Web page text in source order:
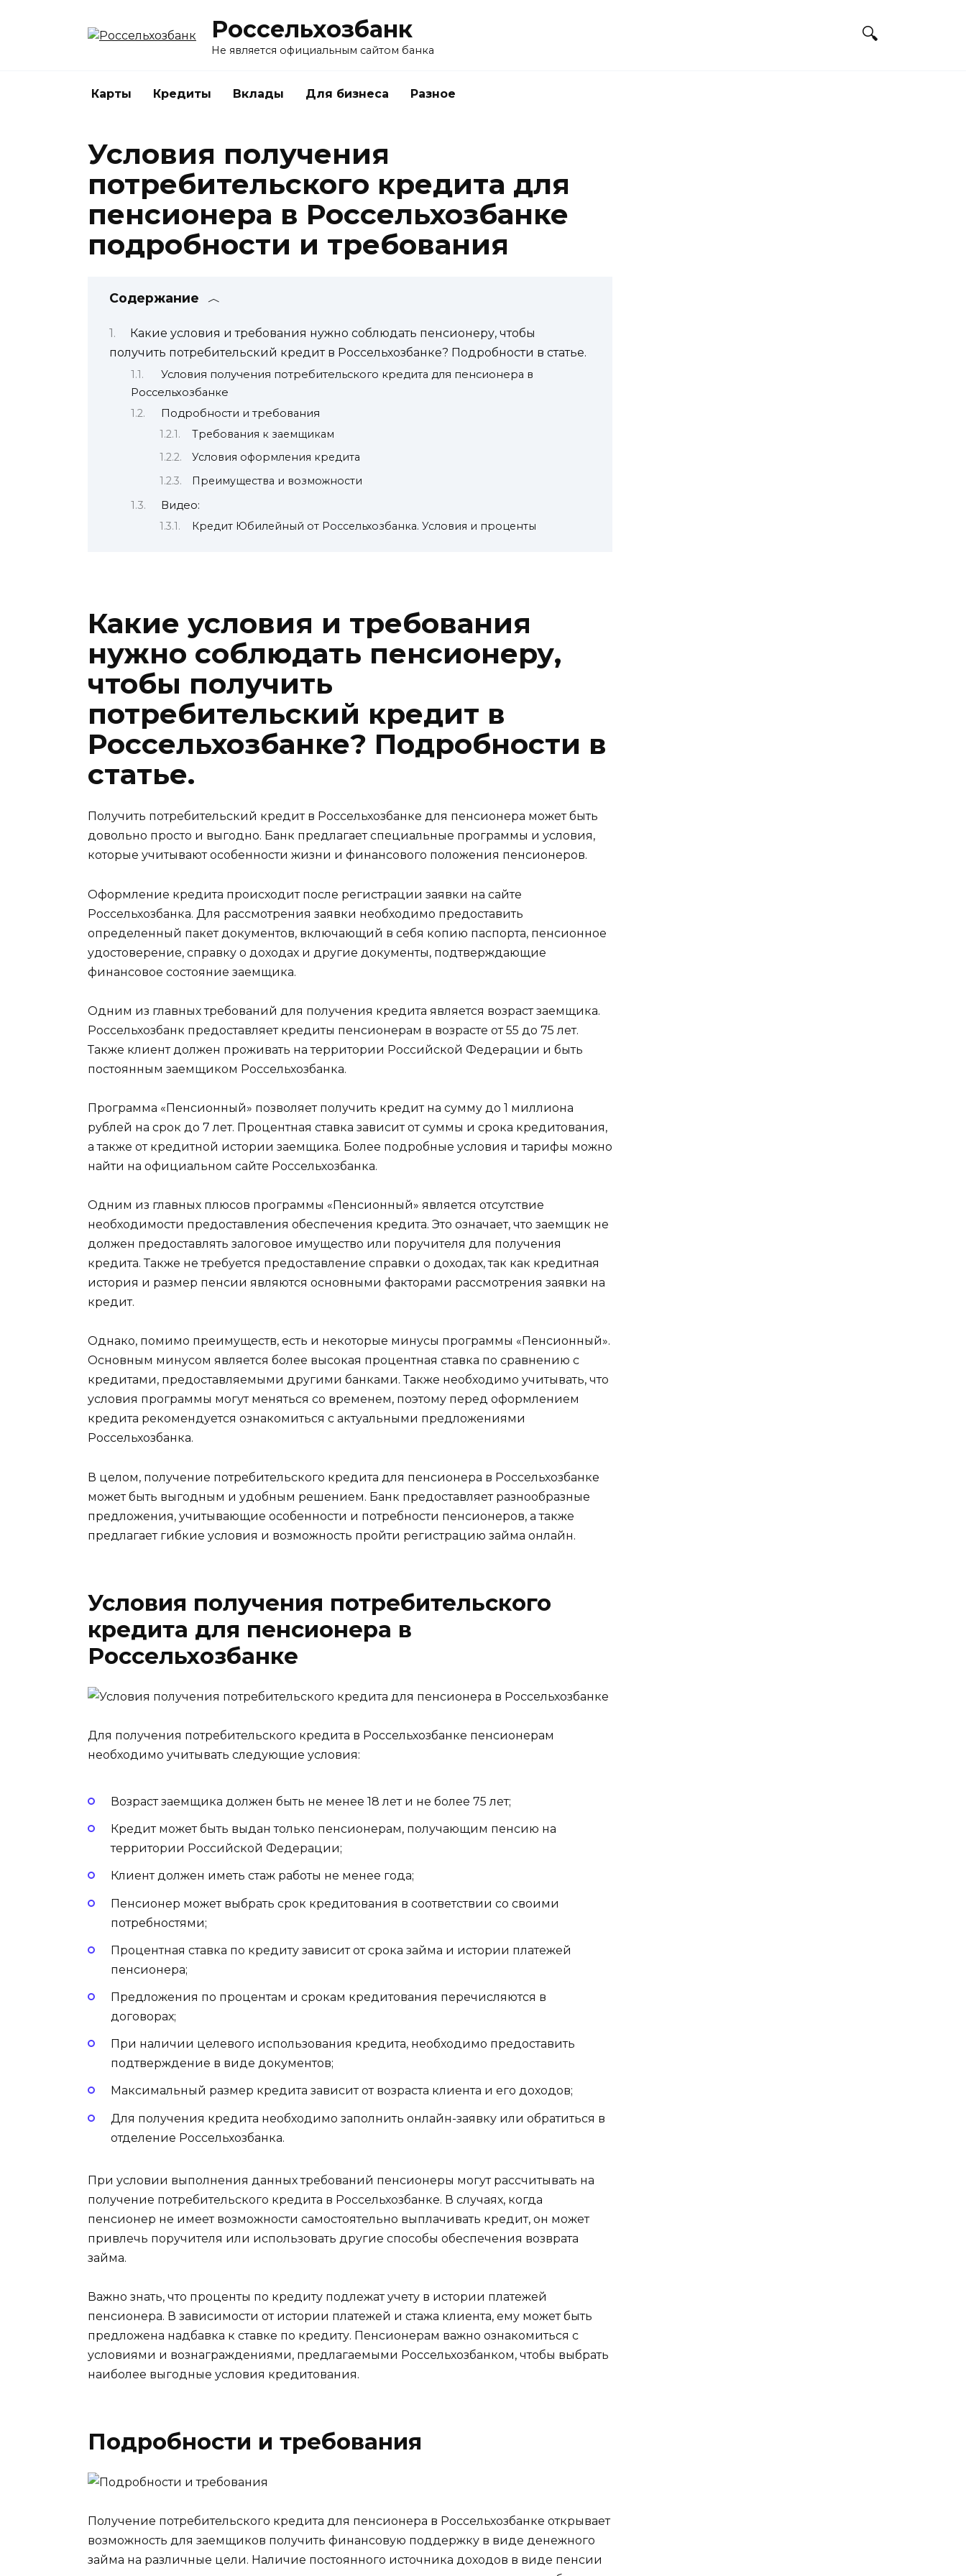
Россельхозбанк
Не является официальным сайтом банка
Карты Кредиты Вклады Для бизнеса Разное
Условия получения
потребительского кредита для
пенсионера в Россельхозбанке
подробности и требования
Содержание
Какие условия и требования нужно соблюдать пенсионеру, чтобы
получить потребительский кредит в Россельхозбанке? Подробности в статье.
Условия получения потребительского кредита для пенсионера в
Россельхозбанке
Подробности и требования
Требования к заемщикам
Условия оформления кредита
Преимущества и возможности
Видео:
Кредит Юбилейный от Россельхозбанка. Условия и проценты
Какие условия и требования
нужно соблюдать пенсионеру,
чтобы получить
потребительский кредит в
Россельхозбанке? Подробности в
статье.
Получить потребительский кредит в Россельхозбанке для пенсионера может быть
довольно просто и выгодно. Банк предлагает специальные программы и условия,
которые учитывают особенности жизни и финансового положения пенсионеров.
Оформление кредита происходит после регистрации заявки на сайте
Россельхозбанка. Для рассмотрения заявки необходимо предоставить
определенный пакет документов, включающий в себя копию паспорта, пенсионное
удостоверение, справку о доходах и другие документы, подтверждающие
финансовое состояние заемщика.
Одним из главных требований для получения кредита является возраст заемщика.
Россельхозбанк предоставляет кредиты пенсионерам в возрасте от 55 до 75 лет.
Также клиент должен проживать на территории Российской Федерации и быть
постоянным заемщиком Россельхозбанка.
Программа «Пенсионный» позволяет получить кредит на сумму до 1 миллиона
рублей на срок до 7 лет. Процентная ставка зависит от суммы и срока кредитования,
а также от кредитной истории заемщика. Более подробные условия и тарифы можно
найти на официальном сайте Россельхозбанка.
Одним из главных плюсов программы «Пенсионный» является отсутствие
необходимости предоставления обеспечения кредита. Это означает, что заемщик не
должен предоставлять залоговое имущество или поручителя для получения
кредита. Также не требуется предоставление справки о доходах, так как кредитная
история и размер пенсии являются основными факторами рассмотрения заявки на
кредит.
Однако, помимо преимуществ, есть и некоторые минусы программы «Пенсионный».
Основным минусом является более высокая процентная ставка по сравнению с
кредитами, предоставляемыми другими банками. Также необходимо учитывать, что
условия программы могут меняться со временем, поэтому перед оформлением
кредита рекомендуется ознакомиться с актуальными предложениями
Россельхозбанка.
В целом, получение потребительского кредита для пенсионера в Россельхозбанке
может быть выгодным и удобным решением. Банк предоставляет разнообразные
предложения, учитывающие особенности и потребности пенсионеров, а также
предлагает гибкие условия и возможность пройти регистрацию займа онлайн.
Условия получения потребительского
кредита для пенсионера в
Россельхозбанке
Для получения потребительского кредита в Россельхозбанке пенсионерам
необходимо учитывать следующие условия:
Возраст заемщика должен быть не менее 18 лет и не более 75 лет;
Кредит может быть выдан только пенсионерам, получающим пенсию на
территории Российской Федерации;
Клиент должен иметь стаж работы не менее года;
Пенсионер может выбрать срок кредитования в соответствии со своими
потребностями;
Процентная ставка по кредиту зависит от срока займа и истории платежей
пенсионера;
Предложения по процентам и срокам кредитования перечисляются в
договорах;
При наличии целевого использования кредита, необходимо предоставить
подтверждение в виде документов;
Максимальный размер кредита зависит от возраста клиента и его доходов;
Для получения кредита необходимо заполнить онлайн-заявку или обратиться в
отделение Россельхозбанка.
При условии выполнения данных требований пенсионеры могут рассчитывать на
получение потребительского кредита в Россельхозбанке. В случаях, когда
пенсионер не имеет возможности самостоятельно выплачивать кредит, он может
привлечь поручителя или использовать другие способы обеспечения возврата
займа.
Важно знать, что проценты по кредиту подлежат учету в истории платежей
пенсионера. В зависимости от истории платежей и стажа клиента, ему может быть
предложена надбавка к ставке по кредиту. Пенсионерам важно ознакомиться с
условиями и вознаграждениями, предлагаемыми Россельхозбанком, чтобы выбрать
наиболее выгодные условия кредитования.
Подробности и требования
Получение потребительского кредита для пенсионера в Россельхозбанке открывает
возможность для заемщиков получить финансовую поддержку в виде денежного
займа на различные цели. Наличие постоянного источника доходов в виде пенсии